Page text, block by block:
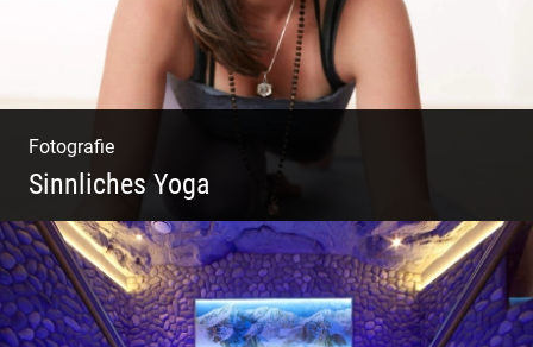
Fotografie
Sinnliches Yoga
Tantrisches Yoga voller Poesie und
Sinnlichkeit